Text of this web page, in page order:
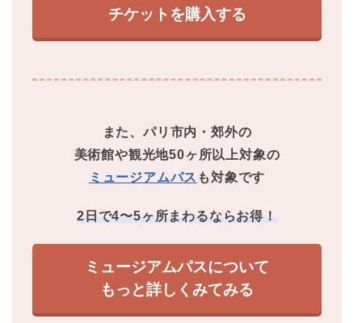
チケットを購入する
また、パリ市内・郊外の
美術館や観光地50ヶ所以上対象の
ミュージアムパス も対象です
2日で4〜5ヶ所まわるならお得！
ミュージアムパスについて
もっと詳しくみてみる